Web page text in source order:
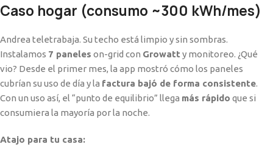
Caso hogar (consumo ~300 kWh/mes)
Andrea teletrabaja. Su techo está limpio y sin sombras.
Instalamos 7 paneles on-grid con Growatt y monitoreo. ¿Qué
vio? Desde el primer mes, la app mostró cómo los paneles
cubrían su uso de día y la factura bajó de forma consistente.
Con un uso así, el “punto de equilibrio” llega más rápido que si
consumiera la mayoría por la noche.
Atajo para tu casa: